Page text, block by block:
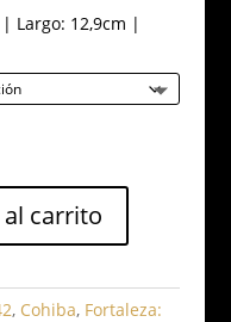
Largo: 12,9cm |
carrito
, Cohiba, Fortaleza: